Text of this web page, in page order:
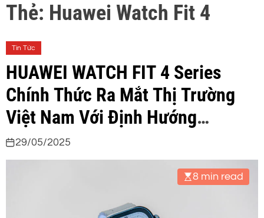
Thẻ: Huawei Watch Fit 4
Tin Tức
HUAWEI WATCH FIT 4 Series
Chính Thức Ra Mắt Thị Trường
Việt Nam Với Định Hướng
“Fashion Active”
29/05/2025
8 min read